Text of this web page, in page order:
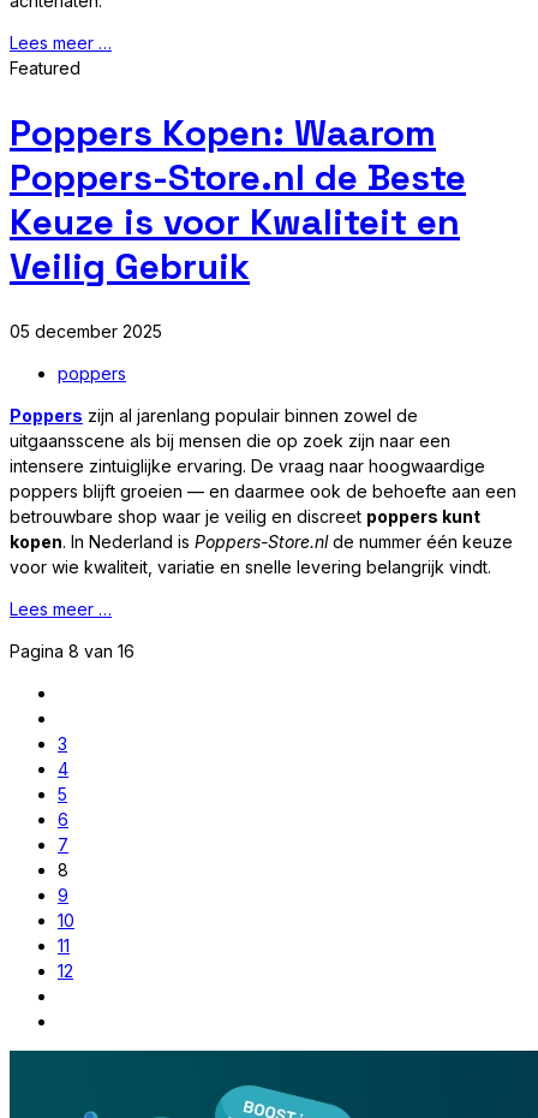
Lees meer …
Featured
Poppers Kopen: Waarom
Poppers-Store.nl de Beste
Keuze is voor Kwaliteit en
Veilig Gebruik
05 december 2025
poppers
Poppers zijn al jarenlang populair binnen zowel de
uitgaansscene als bij mensen die op zoek zijn naar een
intensere zintuiglijke ervaring. De vraag naar hoogwaardige
poppers blijft groeien — en daarmee ook de behoefte aan een
betrouwbare shop waar je veilig en discreet poppers kunt
kopen. In Nederland is Poppers-Store.nlde nummer één keuze
voor wie kwaliteit, variatie en snelle levering belangrijk vindt.
Lees meer …
Pagina 8 van 16
3
4
5
6
7
8
9
10
11
12